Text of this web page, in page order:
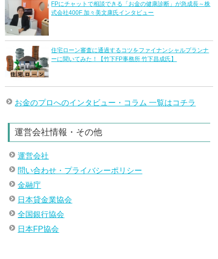
FPにチャットで相談できる「お金の健康診断」が急成長～株
式会社400F 加々美文康氏インタビュー
住宅ローン審査に通過するコツをファイナンシャルプランナ
ーに聞いてみた！【竹下FP事務所 竹下昌成氏】
お金のプロへのインタビュー・コラム 一覧はコチラ
運営会社情報・その他
運営会社
問い合わせ・プライバシーポリシー
金融庁
日本貸金業協会
全国銀行協会
日本FP協会